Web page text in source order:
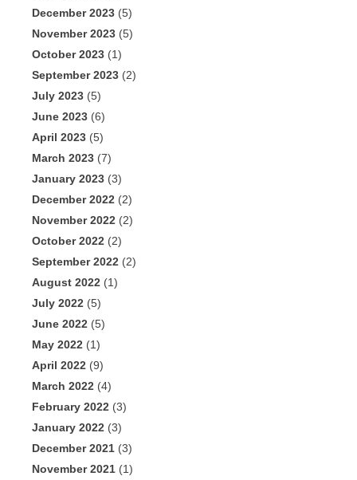
December 2023 (5)
November 2023 (5)
October 2023 (1)
September 2023 (2)
July 2023 (5)
June 2023 (6)
April 2023 (5)
March 2023 (7)
January 2023 (3)
December 2022 (2)
November 2022 (2)
October 2022 (2)
September 2022 (2)
August 2022 (1)
July 2022 (5)
June 2022 (5)
May 2022 (1)
April 2022 (9)
March 2022 (4)
February 2022 (3)
January 2022 (3)
December 2021 (3)
November 2021 (1)